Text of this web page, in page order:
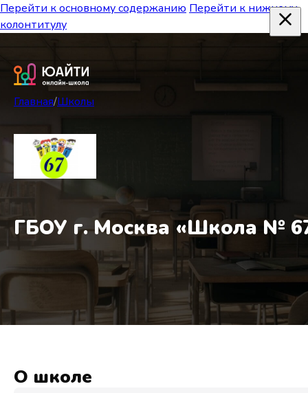
Перейти к основному содержанию Перейти к нижнему
колонтитулу
Главная/Школы
ГБОУ г. Москва «Школа №
О школе